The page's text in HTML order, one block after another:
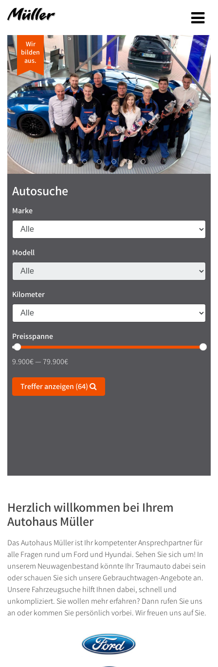
Wir
bilden
aus.
Autosuche
Marke
Modell
Kilometer
Preisspanne
9.900€ — 79.900€
Treffer anzeigen (64)
Herzlich willkommen bei Ihrem
Autohaus Müller
Das Autohaus Müller ist Ihr kompetenter Ansprechpartner für
alle Fragen rund um Ford und Hyundai. Sehen Sie sich um! In
unserem Neuwagenbestand könnte Ihr Traumauto dabei sein
oder schauen Sie sich unsere Gebrauchtwagen-Angebote an.
Unsere Fahrzeugsuche hilft Ihnen dabei, schnell und
unkompliziert. Sie wollen mehr erfahren? Dann rufen Sie uns
an oder kommen Sie persönlich vorbei. Wir freuen uns auf Sie.